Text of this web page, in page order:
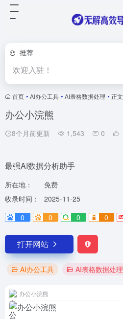
推荐
欢迎入驻！
首页 • AI办公工具 • AI表格数据处理 • 正文
办公小浣熊
8个月前更新 1,543 0
最强AI数据分析助手
所在地：
免费
收录时间：
2025-11-25
0
0 0 0
打开网站
AI办公工具 AI表格数据处理
办公小浣熊